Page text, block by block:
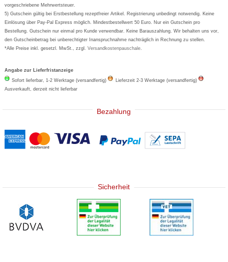
Eucerin
Basica
vorgeschriebene Mehrwertsteuer.
5) Gutschein gültig bei Erstbestellung rezeptfreier Artikel. Registrierung unbedingt notwendig. Keine
Einlösung über Pay-Pal Express möglich. Mindestbestellwert 50 Euro. Nur ein Gutschein pro
Bestellung. Gutschein nur einmal pro Kunde verwendbar. Keine Barauszahlung. Wir behalten uns vor,
den Gutscheinbetrag bei unberechtigter Inanspruchnahme nachträglich in Rechnung zu stellen.
*Alle Preise inkl. gesetzl. MwSt., zzgl.Versandkostenpauschale.
Angabe zur Lieferfristanzeige
Sofort lieferbar, 1-2 Werktage (versandfertig)
Lieferzeit 2-3 Werktage (versandfertig)
Ausverkauft, derzeit nicht lieferbar
Bezahlung
Sicherheit